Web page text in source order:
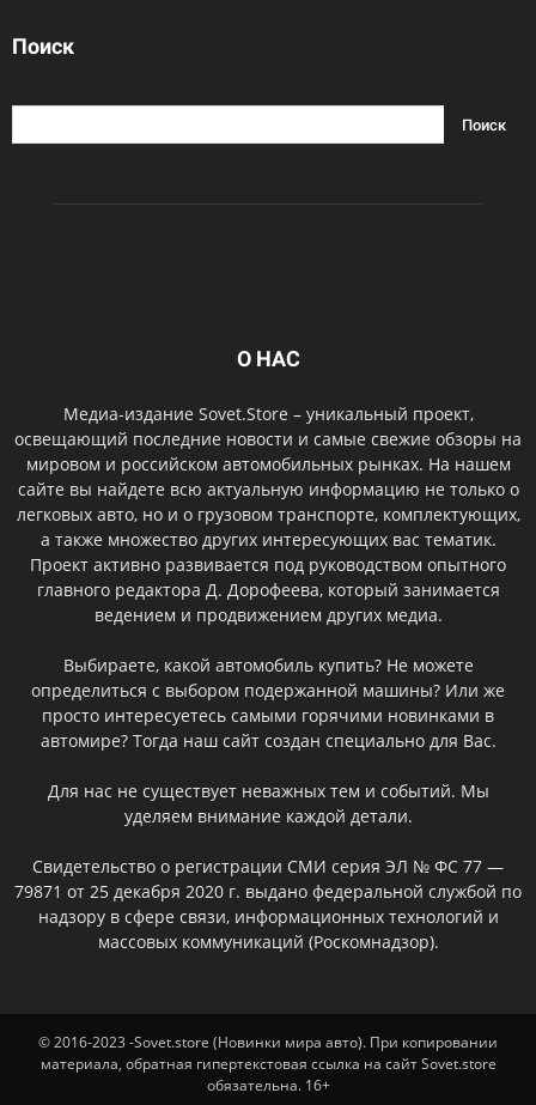
Поиск
О НАС
Медиа-издание Sovet.Store – уникальный проект,
освещающий последние новости и самые свежие обзоры на
мировом и российском автомобильных рынках. На нашем
сайте вы найдете всю актуальную информацию не только о
легковых авто, но и о грузовом транспорте, комплектующих,
а также множество других интересующих вас тематик.
Проект активно развивается под руководством опытного
главного редактора Д. Дорофеева, который занимается
ведением и продвижением других медиа.
Выбираете, какой автомобиль купить? Не можете
определиться с выбором подержанной машины? Или же
просто интересуетесь самыми горячими новинками в
автомире? Тогда наш сайт создан специально для Вас.
Для нас не существует неважных тем и событий. Мы
уделяем внимание каждой детали.
Свидетельство о регистрации СМИ серия ЭЛ № ФС 77 —
79871 от 25 декабря 2020 г. выдано федеральной службой по
надзору в сфере связи, информационных технологий и
массовых коммуникаций (Роскомнадзор).
© 2016-2023 -Sovet.store (Новинки мира авто). При копировании
материала, обратная гипертекстовая ссылка на сайт Sovet.store
обязательна. 16+